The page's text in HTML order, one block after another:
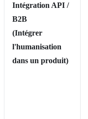
Intégration API /
B2B
(Intégrer
l'humanisation
dans un produit)